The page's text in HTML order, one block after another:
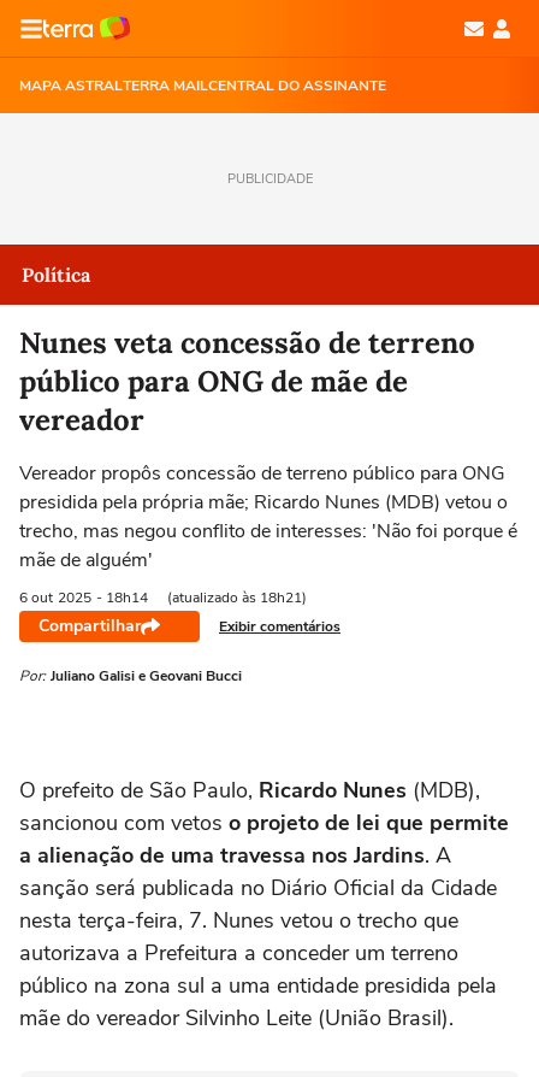
MAPA ASTRALTERRA MAILCENTRAL DO ASSINANTE
PUBLICIDADE
Política
Nunes veta concessão de terreno
público para ONG de mãe de
vereador
Vereador propôs concessão de terreno público para ONG
presidida pela própria mãe; Ricardo Nunes (MDB) vetou o
trecho, mas negou conflito de interesses: 'Não foi porque é
mãe de alguém'
6 out 2025 - 18h14 (atualizado às 18h21)
Compartilhar Exibir comentários
Por: Juliano Galisi e Geovani Bucci
O prefeito de São Paulo, Ricardo Nunes (MDB),
sancionou com vetos o projeto de lei que permite
a alienação de uma travessa nos Jardins. A
sanção será publicada no Diário Oficial da Cidade
nesta terça-feira, 7. Nunes vetou o trecho que
autorizava a Prefeitura a conceder um terreno
público na zona sul a uma entidade presidida pela
mãe do vereador Silvinho Leite (União Brasil).